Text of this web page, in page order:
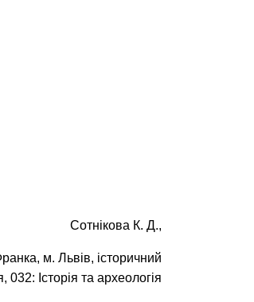
Сотнікова К. Д.,
м. Львів, історичний
032: Історія та археологія